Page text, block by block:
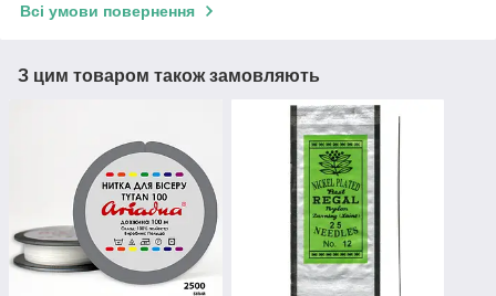
Всі умови повернення
З цим товаром також замовляють